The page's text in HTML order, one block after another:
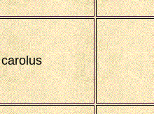
carolus